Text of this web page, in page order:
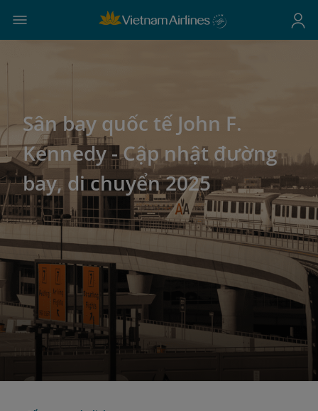
Sân bay quốc tế John F.
Kennedy - Cập nhật đường
bay, di chuyển 2025